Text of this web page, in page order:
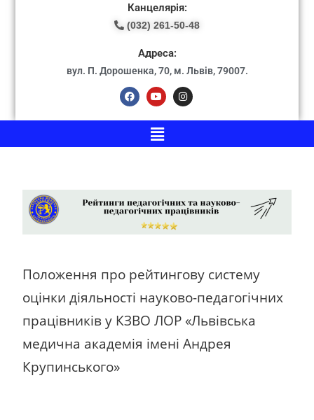
Канцелярія:
(032) 261-50-48
Адреса:
вул. П. Дорошенка, 70, м. Львів, 79007.
Положення про рейтингову систему
оцінки діяльності науково-педагогічних
працівників у КЗВО ЛОР «Львівська
медична академія імені Андрея
Крупинського»